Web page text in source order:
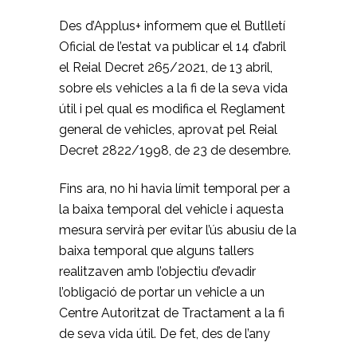
Des d’Applus+ informem que el Butlletí
Oficial de l’estat va publicar el 14 d’abril
el Reial Decret 265/2021, de 13 abril,
sobre els vehicles a la fi de la seva vida
útil i pel qual es modifica el Reglament
general de vehicles, aprovat pel Reial
Decret 2822/1998, de 23 de desembre.
Fins ara, no hi havia límit temporal per a
la baixa temporal del vehicle i aquesta
mesura servirà per evitar l’ús abusiu de la
baixa temporal que alguns tallers
realitzaven amb l’objectiu d’evadir
l’obligació de portar un vehicle a un
Centre Autoritzat de Tractament a la fi
de seva vida útil. De fet, des de l’any